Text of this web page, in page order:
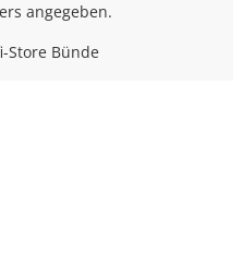
angegeben.
Store Bünde